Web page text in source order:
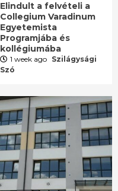
Elindult a felvételi a
Collegium Varadinum
Egyetemista
Programjába és
kollégiumába
1 week ago Szilágysági
Szó